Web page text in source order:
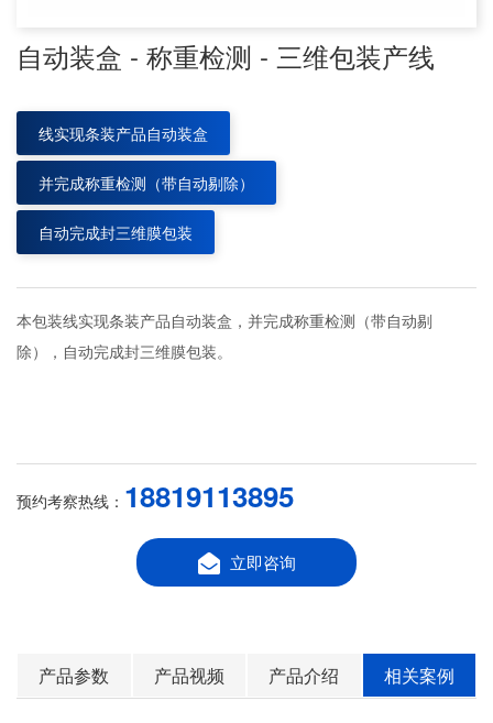
自动装盒 - 称重检测 - 三维包装产线
线实现条装产品自动装盒
并完成称重检测（带自动剔除）
自动完成封三维膜包装
本包装线实现条装产品自动装盒，并完成称重检测（带自动剔
除），自动完成封三维膜包装。
预约考察热线： 18819113895
立即咨询
产品参数 产品视频 产品介绍 相关案例